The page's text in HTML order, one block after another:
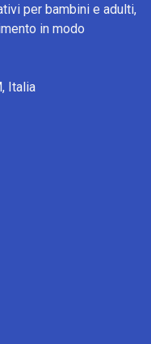
per bambini e adulti,
in modo
Italia